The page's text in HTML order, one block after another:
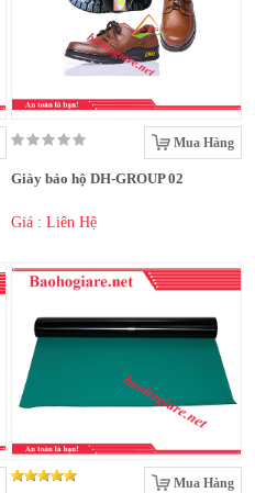
Mua Hàng
Giày bảo hộ DH-GROUP 02
Giá : Liên Hệ
Mua Hàng